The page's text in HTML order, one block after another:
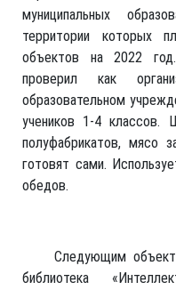
муниципальных
территории которых
объектов на 2022
проверил как
образовательном
учеников 1-4 классов.
полуфабрикатов, мясо
готовят сами.
обедов.
Следующим
библиотека